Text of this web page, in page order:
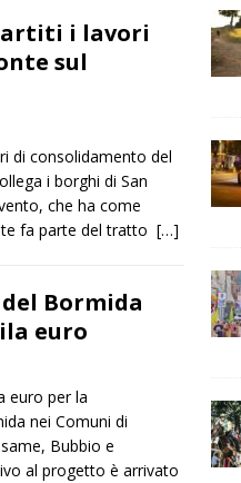
i lavori
sul
di consolidamento del
i borghi di San
che ha come
fa parte del tratto […]
Bormida
euro
euro per la
nei Comuni di
Bubbio e
al progetto è arrivato